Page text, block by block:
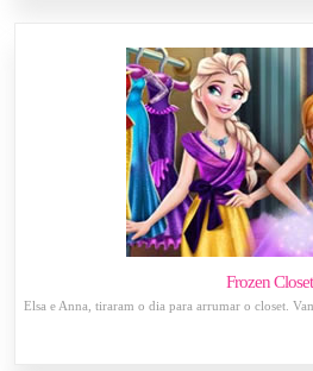
Frozen Closet
Elsa e Anna, tiraram o dia para arrumar o closet.